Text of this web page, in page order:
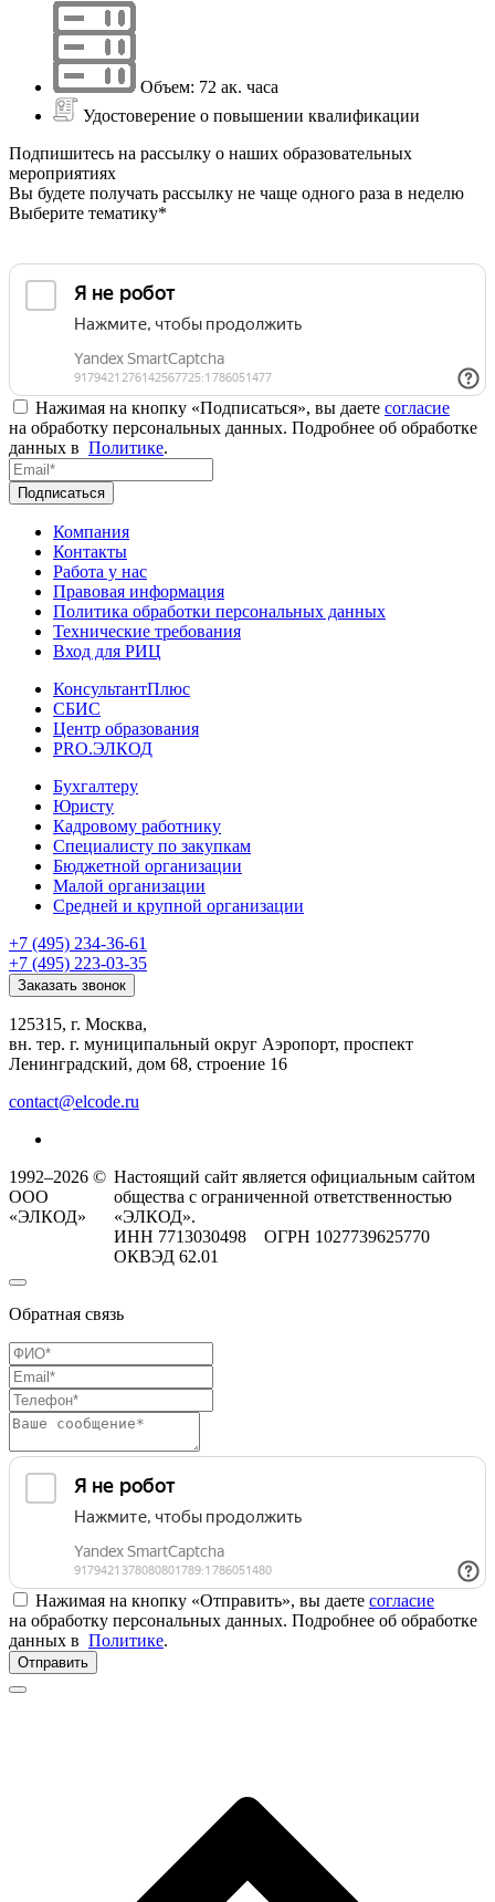
Объем: 72 ак. часа
Удостоверение о повышении квалификации
Подпишитесь на рассылку о наших образовательных
мероприятиях
Вы будете получать рассылку не чаще одного раза в неделю
Выберите тематику*
Нажимая на кнопку «Подписаться», вы даете согласие
на обработку персональных данных. Подробнее об обработке
данных в Политике.
Подписаться
Компания
Контакты
Работа у нас
Правовая информация
Политика обработки персональных данных
Технические требования
Вход для РИЦ
КонсультантПлюс
СБИС
Центр образования
PRO.ЭЛКОД
Бухгалтеру
Юристу
Кадровому работнику
Специалисту по закупкам
Бюджетной организации
Малой организации
Средней и крупной организации
+7 (495) 234-36-61
+7 (495) 223-03-35
Заказать звонок
125315, г. Москва,
вн. тер. г. муниципальный округ Аэропорт, проспект
Ленинградский, дом 68, строение 16
contact@elcode.ru
1992–2026 ©
ООО
«ЭЛКОД»
Настоящий сайт является официальным сайтом
общества с ограниченной ответственностью
«ЭЛКОД».
ИНН 7713030498 ОГРН 1027739625770
ОКВЭД 62.01
Обратная связь
Нажимая на кнопку «Отправить», вы даете согласие
на обработку персональных данных. Подробнее об обработке
данных в Политике.
Отправить